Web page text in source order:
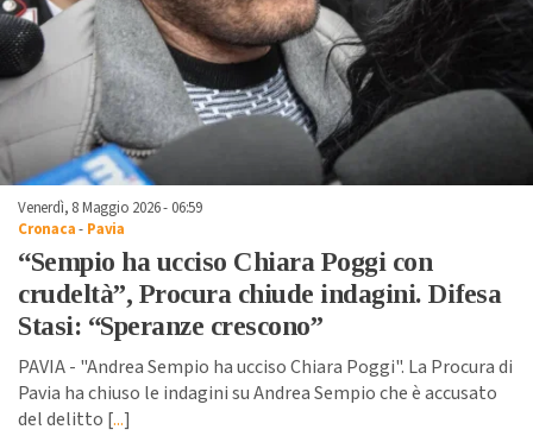
Venerdì, 8 Maggio 2026 - 06:59
Cronaca- Pavia
“Sempio ha ucciso Chiara Poggi con
crudeltà”, Procura chiude indagini. Difesa
Stasi: “Speranze crescono”
PAVIA - "Andrea Sempio ha ucciso Chiara Poggi". La Procura di
Pavia ha chiuso le indagini su Andrea Sempio che è accusato
del delitto [...]